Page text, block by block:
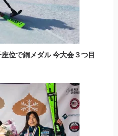
位で銅メダル 今大会３つ目